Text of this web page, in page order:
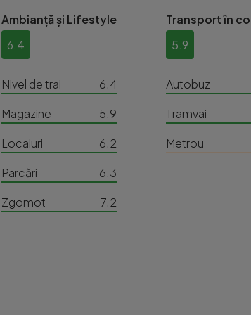
Ambianță și Lifestyle
6.4
Nivel de trai
6.4
Magazine
5.9
Localuri
6.2
Parcări
6.3
Zgomot
7.2
Transport în
5.9
Autobuz
Tramvai
Metrou